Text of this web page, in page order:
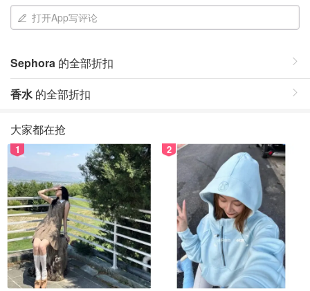
打开App写评论
Sephora 的全部折扣
香水 的全部折扣
大家都在抢
1 2